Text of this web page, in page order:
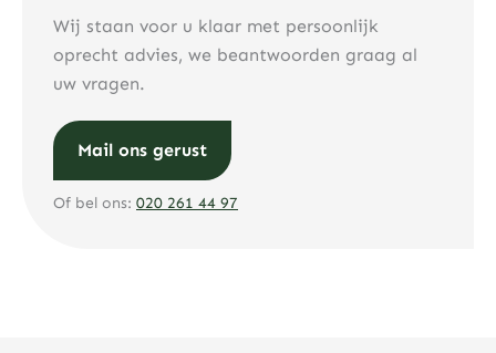
Wij staan voor u klaar met persoonlijk
oprecht advies, we beantwoorden graag al
uw vragen.
Mail ons gerust
Of bel ons: 020 261 44 97